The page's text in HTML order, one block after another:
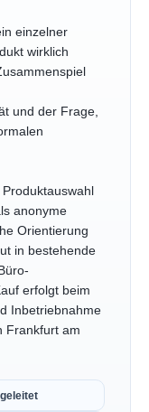
einzelner
wirklich
und der Frage,
anonyme
Orientierung
in bestehende
erfolgt beim
Inbetriebnahme
Frankfurt am